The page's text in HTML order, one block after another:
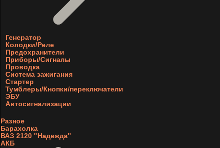
Генератор
Колодки/Реле
Предохранители
Приборы/Сигналы
Проводка
Система зажигания
Стартер
Тумблеры/Кнопки/переключатели
ЭБУ
Автосигнализации
Разное
Барахолка
ВАЗ 2120 "Надежда"
АКБ